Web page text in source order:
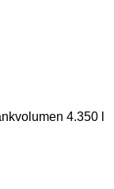
4.350 l